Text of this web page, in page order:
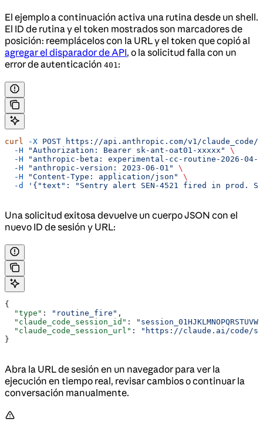
El ejemplo a continuación activa una rutina desde un shell.
El ID de rutina y el token mostrados son marcadores de
posición: reemplácelos con la URL y el token que copió al
agregar el disparador de API, o la solicitud falla con un
error de autenticación 401 :
curl -X POST https://api.anthropic.com/v1/claude_code/
  -H
"Authorization: Bearer sk-ant-oat01-xxxxx"
\
  -H
"anthropic-beta: experimental-cc-routine-2026-04-
  -H
"anthropic-version: 2023-06-01"
\
  -H
"Content-Type: application/json"
\
  -d
'{"text": "Sentry alert SEN-4521 fired in prod.
Una solicitud exitosa devuelve un cuerpo JSON con el
nuevo ID de sesión y URL:
{
  "type"
: "routine_fire" ,
  "claude_code_session_id"
:
  "claude_code_session_url"
:
"https://claude.ai/code/
}
Abra la URL de sesión en un navegador para ver la
ejecución en tiempo real, revisar cambios o continuar la
conversación manualmente.